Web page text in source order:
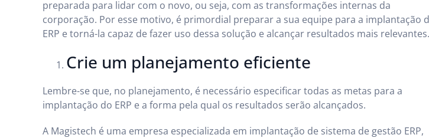
preparada para lidar com o novo, ou seja, com as transformações internas da
corporação. Por esse motivo, é primordial preparar a sua equipe para a implantação
ERP e torná-la capaz de fazer uso dessa solução e alcançar resultados mais relevantes.
Crie um planejamento eficiente
Lembre-se que, no planejamento, é necessário especificar todas as metas para a
implantação do ERP e a forma pela qual os resultados serão alcançados.
A Magistech é uma empresa especializada em implantação de sistema de gestão ERP,